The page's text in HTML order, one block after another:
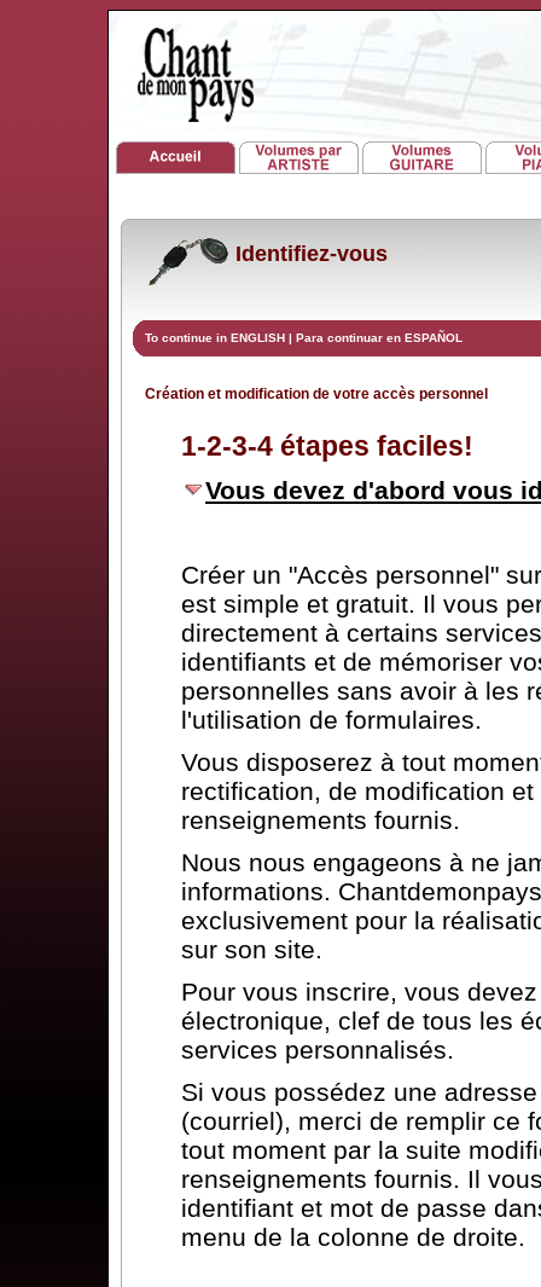
Identifiez-vous
To continue in ENGLISH | Para continuar en ESPAÑOL
Création et modification de votre accès personnel
1-2-3-4 étapes faciles!
Vous devez d'abord vous
Créer un "Accès personnel"
est simple et gratuit. Il vous
directement à certains
identifiants et de mémoriser
personnelles sans avoir à les
l'utilisation de formulaires.
Vous disposerez à tout
rectification, de modification
renseignements fournis.
Nous nous engageons à ne
informations.
exclusivement pour la
sur son site.
Pour vous inscrire, vous
électronique, clef de tous les
services personnalisés.
Si vous possédez une
(courriel), merci de remplir ce
tout moment par la suite
renseignements fournis. Il
identifiant et mot de passe
menu de la colonne de droite.